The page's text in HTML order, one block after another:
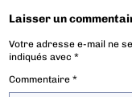
Laisser un
Votre adresse e-mail ne
indiqués avec*
Commentaire*